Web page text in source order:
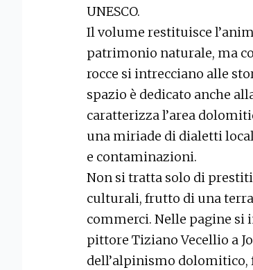
UNESCO.
Il volume restituisce
patrimonio naturale, ma
rocce si intrecciano alle
spazio è dedicato anche
caratterizza l’area
una miriade di dialetti
e contaminazioni.
Non si tratta solo di
culturali, frutto di una
commerci. Nelle pagine si
pittore Tiziano Vecellio a
dell’alpinismo dolomitico,